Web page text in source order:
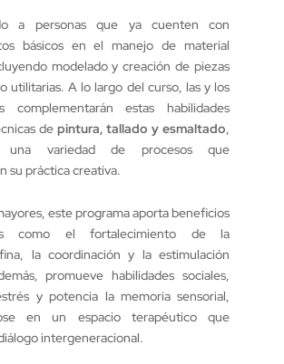
a personas que ya cuenten con
básicos en el manejo de material
modelado y creación de piezas
utilitarias. A lo largo del curso, las y los
complementarán estas habilidades
de pintura, tallado y esmaltado,
una variedad de procesos que
su práctica creativa.
este programa aporta beneficios
como el fortalecimiento de la
la coordinación y la estimulación
promueve habilidades sociales,
y potencia la memoria sensorial,
en un espacio terapéutico que
intergeneracional.